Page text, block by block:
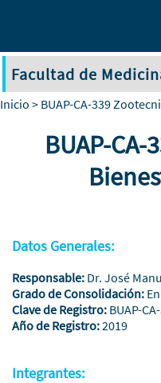
Facultad de
Inicio > BUAP-CA-339
BUAP-
Datos Generales:
Responsable: Dr. José
Grado de Consolidación:
Clave de Registro: BUAP-
Año de Registro:2019
Integrantes: